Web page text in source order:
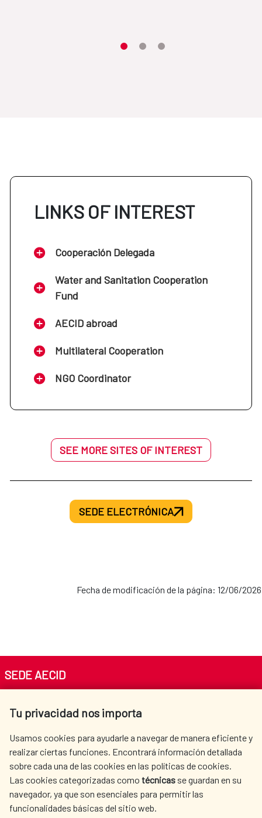
Item 1Item2Item3
LINKS OF INTEREST
Cooperación Delegada
Water and Sanitation Cooperation
Fund
AECID abroad
Multilateral Cooperation
NGO Coordinator
SEE MORE SITES OF INTEREST
SEDE ELECTRÓNICA
Fecha de modificación de la página: 12/06/2026
Tu privacidad nos importa
Usamos cookies para ayudarle a navegar de manera eficiente y
realizar ciertas funciones. Encontrará información detallada
sobre cada una de las cookies en las políticas de cookies.
Las cookies categorizadas como técnicas se guardan en su
navegador, ya que son esenciales para permitir las
funcionalidades básicas del sitio web.
SEDE AECID
Tel. +34 900 20 30 54​​​​​​​
AECID
WHERE DO WE COOPERATE?
SPANISH HUMANITARIAN
ACTION
PRESS ROOM